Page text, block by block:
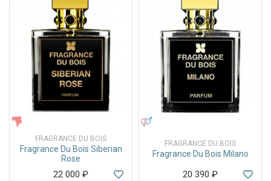
FRAGRANCE DU BOIS
Fragrance Du Bois Siberian
Rose
22 000 ₽
FRAGRANCE DU BOIS
Fragrance Du Bois Milano
20 390 ₽